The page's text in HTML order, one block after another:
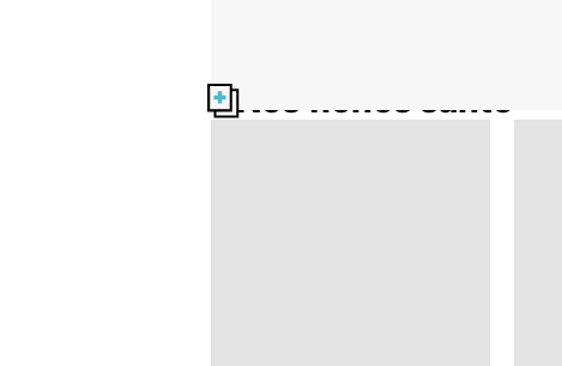
Nos fiches santé